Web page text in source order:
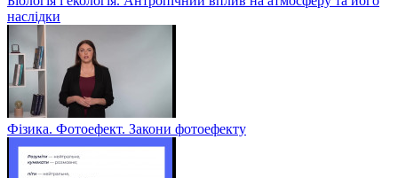
наслідки
Фізика. Фотоефект. Закони фотоефекту